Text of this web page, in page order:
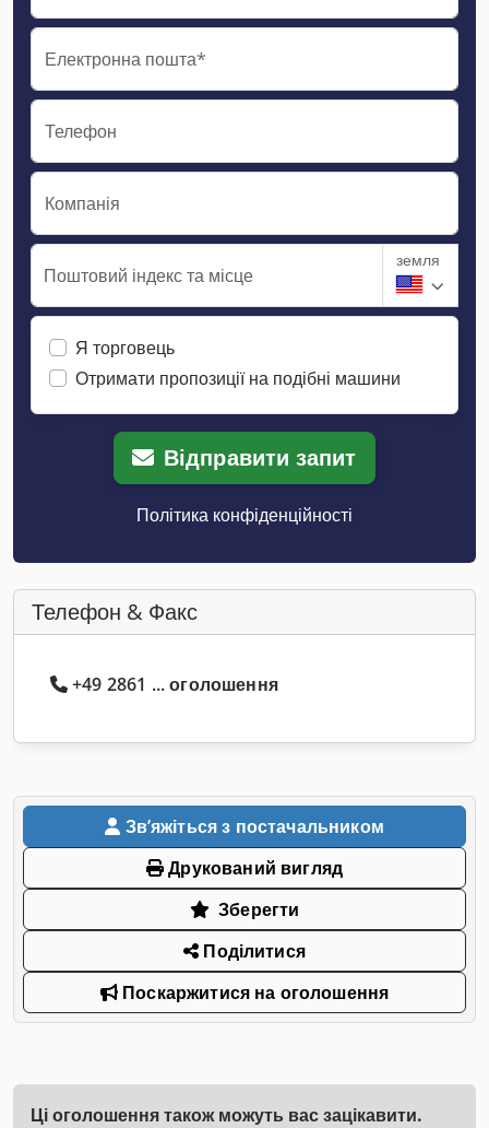
Електронна пошта*
Телефон
Компанія
Поштовий індекс та місце
земля
Я торговець
Отримати пропозиції на подібні машини
Відправити запит
Політика конфіденційності
Телефон & Факс
+49 2861 ... оголошення
Звʼяжіться з постачальником
Друкований вигляд
Зберегти
Поділитися
Поскаржитися на оголошення
Ці оголошення також можуть вас зацікавити.